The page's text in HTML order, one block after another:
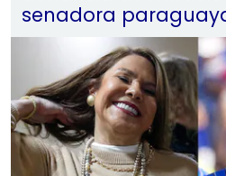
senadora